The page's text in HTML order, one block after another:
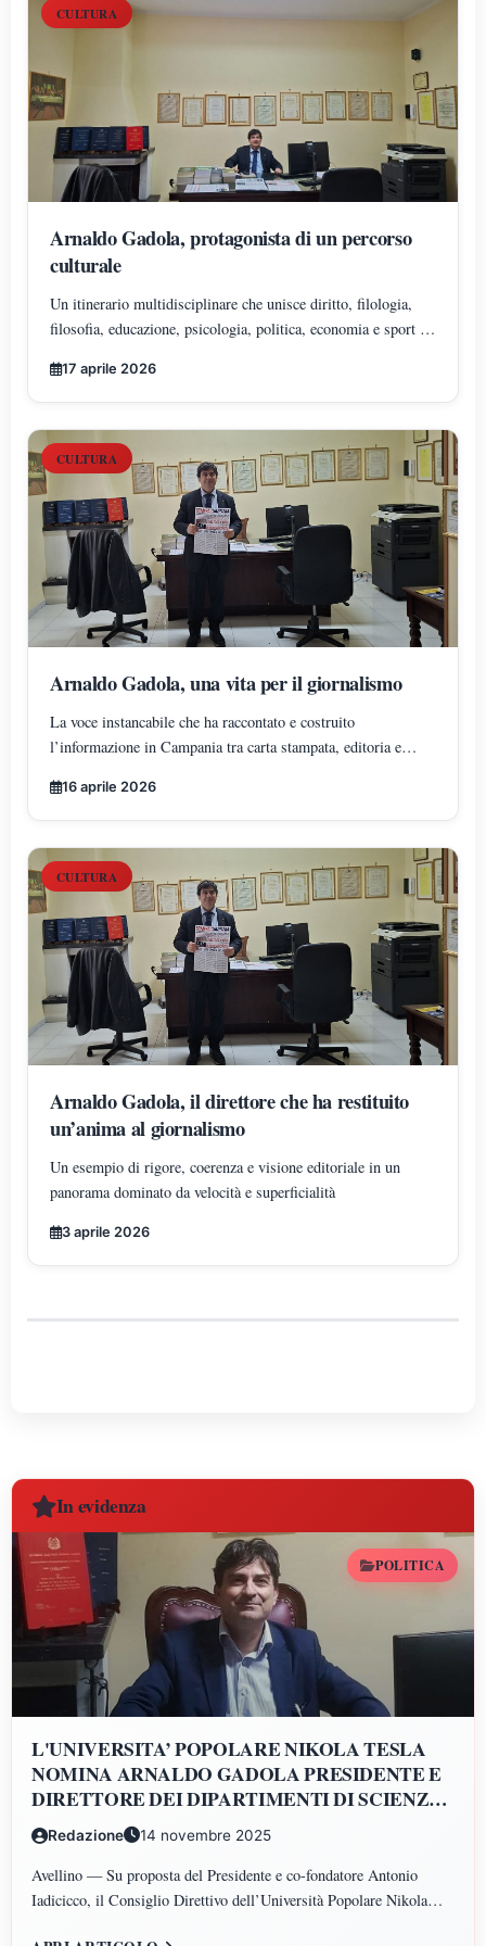
CULTURA
Arnaldo Gadola, protagonista di un percorso
culturale
Un itinerario multidisciplinare che unisce diritto, filologia,
filosofia, educazione, psicologia, politica, economia e sport in
17 aprile 2026
CULTURA
Arnaldo Gadola, una vita per il giornalismo
La voce instancabile che ha raccontato e costruito
l’informazione in Campania tra carta stampata, editoria e
16 aprile 2026
CULTURA
Arnaldo Gadola, il direttore che ha restituito
un’anima al giornalismo
Un esempio di rigore, coerenza e visione editoriale in un
panorama dominato da velocità e superficialità
3 aprile 2026
In evidenza
POLITICA
L'UNIVERSITA’ POPOLARE NIKOLA TESLA
NOMINA ARNALDO GADOLA PRESIDENTE E
DIRETTORE DEI DIPARTIMENTI DI SCIENZE
GIURIDICHE, ECONOMICHE, SCIENZE
POLITICHE, PSICOLOGIA, SCIENZE UMANE,
FILOSOFIA E PEDAGOGIA
Redazione 14 novembre 2025
Avellino — Su proposta del Presidente e co-fondatore Antonio
Iadicicco, il Consiglio Direttivo dell’Università Popolare Nikola